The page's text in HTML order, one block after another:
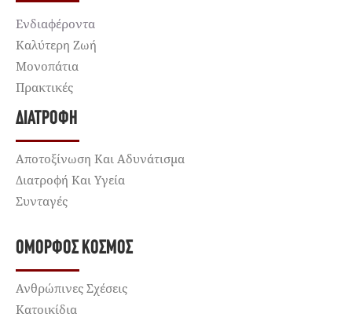
Ενδιαφέροντα
Καλύτερη Ζωή
Μονοπάτια
Πρακτικές
ΔΙΑΤΡΟΦΉ
Αποτοξίνωση Και Αδυνάτισμα
Διατροφή Και Υγεία
Συνταγές
ΌΜΟΡΦΟΣ ΚΌΣΜΟΣ
Ανθρώπινες Σχέσεις
Κατοικίδια